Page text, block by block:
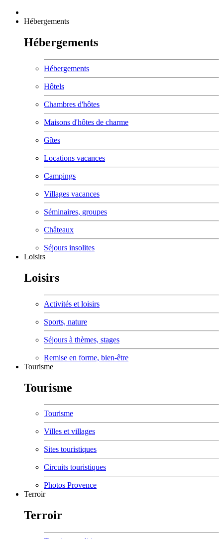
Hébergements
Hébergements
Hébergements
Hôtels
Chambres d'hôtes
Maisons d'hôtes de charme
Gîtes
Locations vacances
Campings
Villages vacances
Séminaires, groupes
Châteaux
Séjours insolites
Loisirs
Loisirs
Activités et loisirs
Sports, nature
Séjours à thèmes, stages
Remise en forme, bien-être
Tourisme
Tourisme
Tourisme
Villes et villages
Sites touristiques
Circuits touristiques
Photos Provence
Terroir
Terroir